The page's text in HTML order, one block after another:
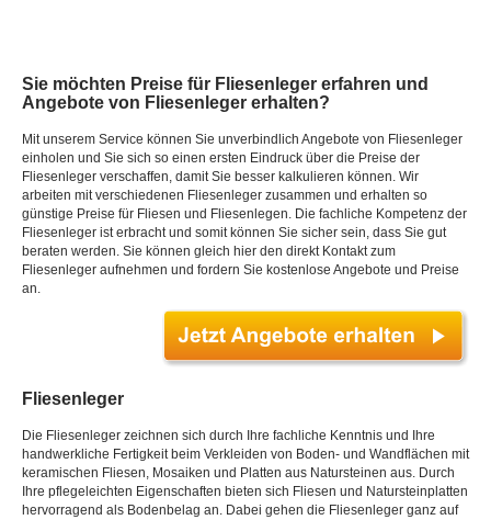
Sie möchten Preise für Fliesenleger erfahren und
Angebote von Fliesenleger erhalten?
Mit unserem Service können Sie unverbindlich Angebote von Fliesenleger
einholen und Sie sich so einen ersten Eindruck über die Preise der
Fliesenleger verschaffen, damit Sie besser kalkulieren können. Wir
arbeiten mit verschiedenen Fliesenleger zusammen und erhalten so
günstige Preise für Fliesen und Fliesenlegen. Die fachliche Kompetenz der
Fliesenleger ist erbracht und somit können Sie sicher sein, dass Sie gut
beraten werden. Sie können gleich hier den direkt Kontakt zum
Fliesenleger aufnehmen und fordern Sie kostenlose Angebote und Preise
an.
Fliesenleger
Die Fliesenleger zeichnen sich durch Ihre fachliche Kenntnis und Ihre
handwerkliche Fertigkeit beim Verkleiden von Boden- und Wandflächen mit
keramischen Fliesen, Mosaiken und Platten aus Natursteinen aus. Durch
Ihre pflegeleichten Eigenschaften bieten sich Fliesen und Natursteinplatten
hervorragend als Bodenbelag an. Dabei gehen die Fliesenleger ganz auf